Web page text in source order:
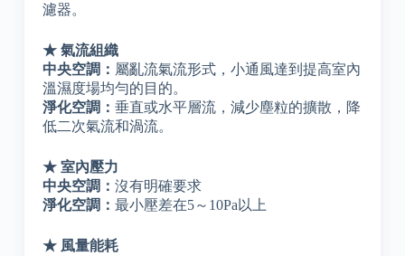
濾器。
★ 氣流組織
中央空調： 屬亂流氣流形式，小通風達到提高室內
溫濕度場均勻的目的。
淨化空調： 垂直或水平層流，減少塵粒的擴散，降
低二次氣流和渦流。
★ 室內壓力
中央空調： 沒有明確要求
淨化空調： 最小壓差在5～10Pa以上
★ 風量能耗